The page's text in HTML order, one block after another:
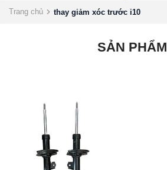
Trang chủ thay giảm xóc trước i10
SẢN PHẨM